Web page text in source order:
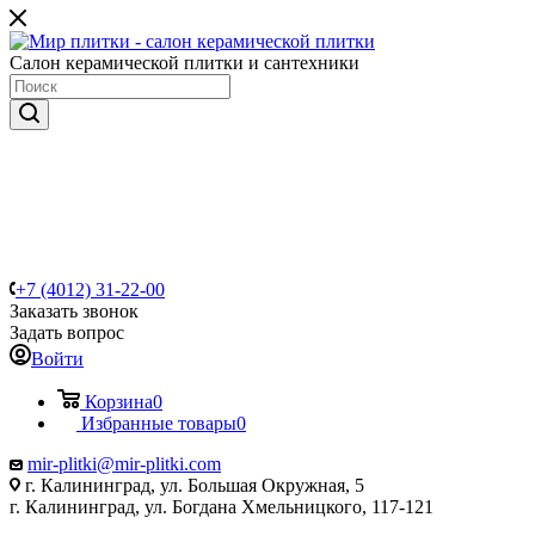
Салон керамической плитки и сантехники
+7 (4012) 31-22-00
Заказать звонок
Задать вопрос
Войти
Корзина0
Избранные товары0
mir-plitki@mir-plitki.com
г. Калининград, ул. Большая Окружная, 5
г. Калининград, ул. Богдана Хмельницкого, 117-121